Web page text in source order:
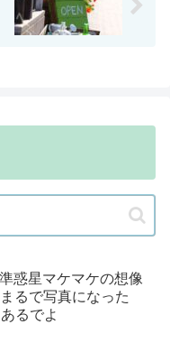
惑星マケマケの想像
るで写真になった
るでよ